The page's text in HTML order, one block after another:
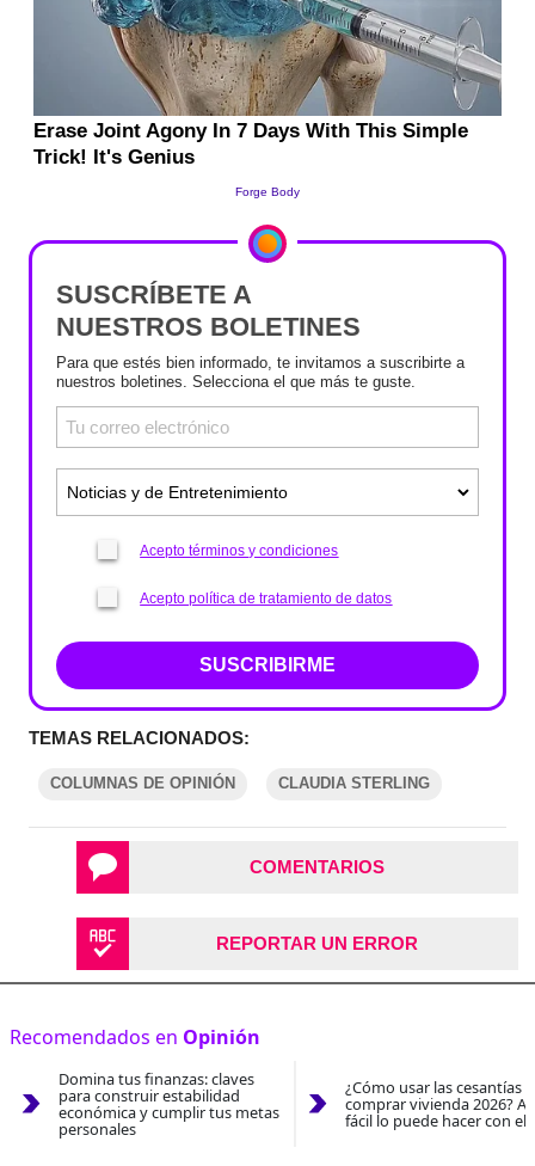
SUSCRÍBETE A
NUESTROS BOLETINES
Para que estés bien informado, te invitamos a suscribirte a
nuestros boletines. Selecciona el que más te guste.
Acepto términos y condiciones
Acepto política de tratamiento de datos
SUSCRIBIRME
TEMAS RELACIONADOS:
COLUMNAS DE OPINIÓN CLAUDIA STERLING
COMENTARIOS
REPORTAR UN ERROR
Recomendados en Opinión
Domina tus finanzas: claves
para construir estabilidad
económica y cumplir tus metas
personales
¿Cómo usar las cesantías
comprar vivienda 2026?
fácil lo puede hacer con el